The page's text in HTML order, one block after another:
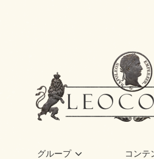
グループ コンテ